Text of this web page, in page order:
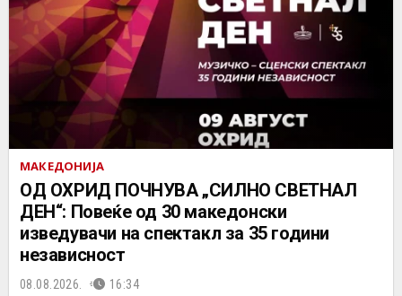
МАКЕДОНИЈА
ОД ОХРИД ПОЧНУВА „СИЛНО СВЕТНАЛ
ДЕН“: Повеќе од 30 македонски
изведувачи на спектакл за 35 години
независност
08.08.2026. 16:34